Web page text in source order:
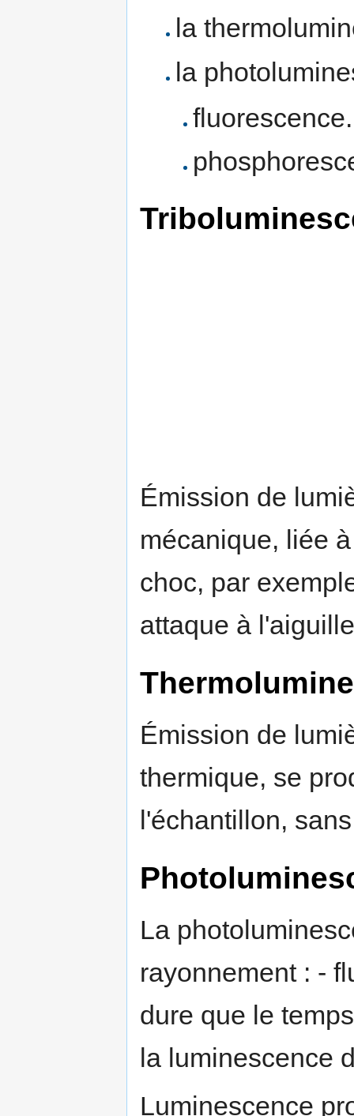
la
la
fluorescence.
Émission de
mécanique, liée
choc, par
attaque à
Émission de
thermique, se
l'échantillon,
La
rayonnement : -
dure que le
la luminescence
Luminescence